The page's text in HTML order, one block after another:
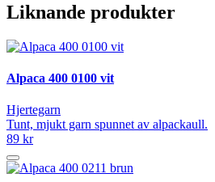
Liknande produkter
Alpaca 400 0100 vit
Hjertegarn
Tunt, mjukt garn spunnet av alpackaull.
89 kr